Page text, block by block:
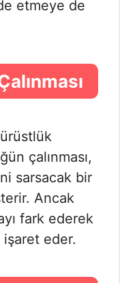
etmeye de
çalınması,
sarsacak bir
Ancak
fark ederek
işaret eder.